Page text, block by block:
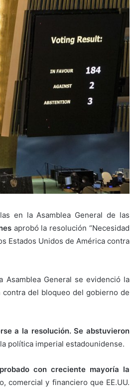
en la Asamblea General de las
aprobó la resolución “Necesidad
Estados Unidos de América contra
Asamblea General se evidenció la
contra del bloqueo del gobierno de
a la resolución. Se abstuvieron
política imperial estadounidense.
con creciente mayoría la
comercial y financiero que EE.UU.